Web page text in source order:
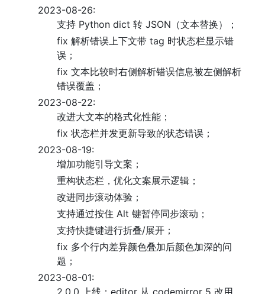
2023-08-26:
支持 Python dict 转 JSON（文本替换）；
fix 解析错误上下文带 tag 时状态栏显示错
误；
fix 文本比较时右侧解析错误信息被左侧解析
错误覆盖；
2023-08-22:
改进大文本的格式化性能；
fix 状态栏并发更新导致的状态错误；
2023-08-19:
增加功能引导文案；
重构状态栏，优化文案展示逻辑；
改进同步滚动体验；
支持通过按住 Alt 键暂停同步滚动；
支持快捷键进行折叠/展开；
fix 多个行内差异颜色叠加后颜色加深的问
题；
2023-08-01:
2.0.0 上线：editor 从 codemirror 5 改用